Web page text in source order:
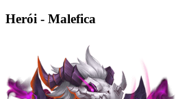
Herói - Malefica